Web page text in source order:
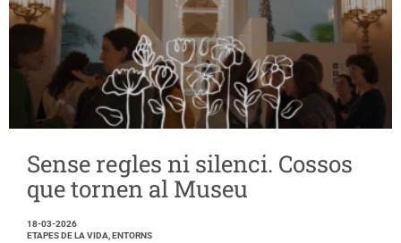
Sense regles ni silenci. Cossos
que tornen al Museu
18-03-2026
ETAPES DE LA VIDA, ENTORNS